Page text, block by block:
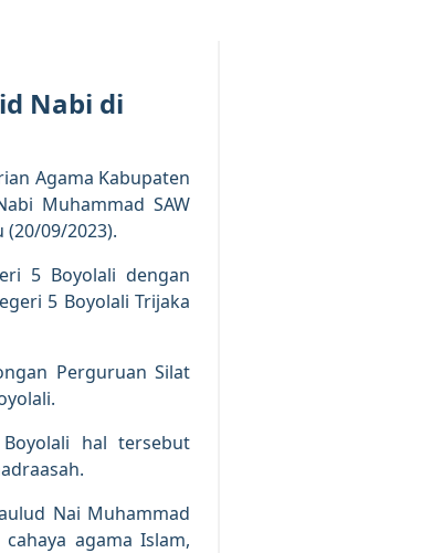
Nabi di
Agama Kabupaten
Muhammad SAW
09/2023).
5 Boyolali dengan
5 Boyolali Trijaka
Perguruan Silat
hal tersebut
Nai Muhammad
agama Islam,